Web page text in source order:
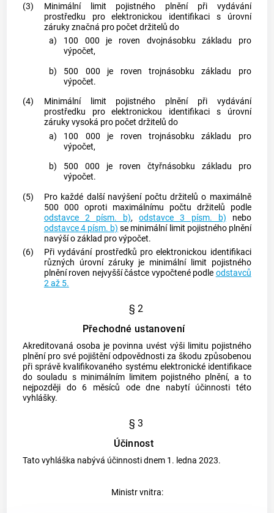
(3)
Minimální limit pojistného plnění při vydávání
prostředku pro elektronickou identifikaci s úrovní
záruky značná pro počet držitelů do
a)
100 000 je roven dvojnásobku základu pro
výpočet,
b)
500 000 je roven trojnásobku základu pro
výpočet.
(4)
Minimální limit pojistného plnění při vydávání
prostředku pro elektronickou identifikaci s úrovní
záruky vysoká pro počet držitelů do
a)
100 000 je roven trojnásobku základu pro
výpočet,
b)
500 000 je roven čtyřnásobku základu pro
výpočet.
(5)
Pro každé další navýšení počtu držitelů o maximálně
500 000 oproti maximálnímu počtu držitelů podle
odstavce 2 písm. b),odstavce 3 písm. b) nebo
odstavce 4 písm. b) se minimální limit pojistného plnění
navýší o základ pro výpočet.
(6)
Při vydávání prostředků pro elektronickou identifikaci
různých úrovní záruky je minimální limit pojistného
plnění roven nejvyšší částce vypočtené podle odstavců
2 až 5.
§ 2
Přechodné ustanovení
Akreditovaná osoba je povinna uvést výši limitu pojistného
plnění pro své pojištění odpovědnosti za škodu způsobenou
při správě kvalifikovaného systému elektronické identifikace
do souladu s minimálním limitem pojistného plnění, a to
nejpozději do 6 měsíců ode dne nabytí účinnosti této
vyhlášky.
§ 3
Účinnost
Tato vyhláška nabývá účinnosti dnem 1. ledna 2023.
Ministr vnitra: